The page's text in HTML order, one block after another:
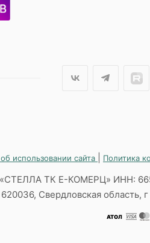
использовании сайта Политика
ТК Е-КОМЕРЦ» ИНН:
Свердловская область,
АТОЛ